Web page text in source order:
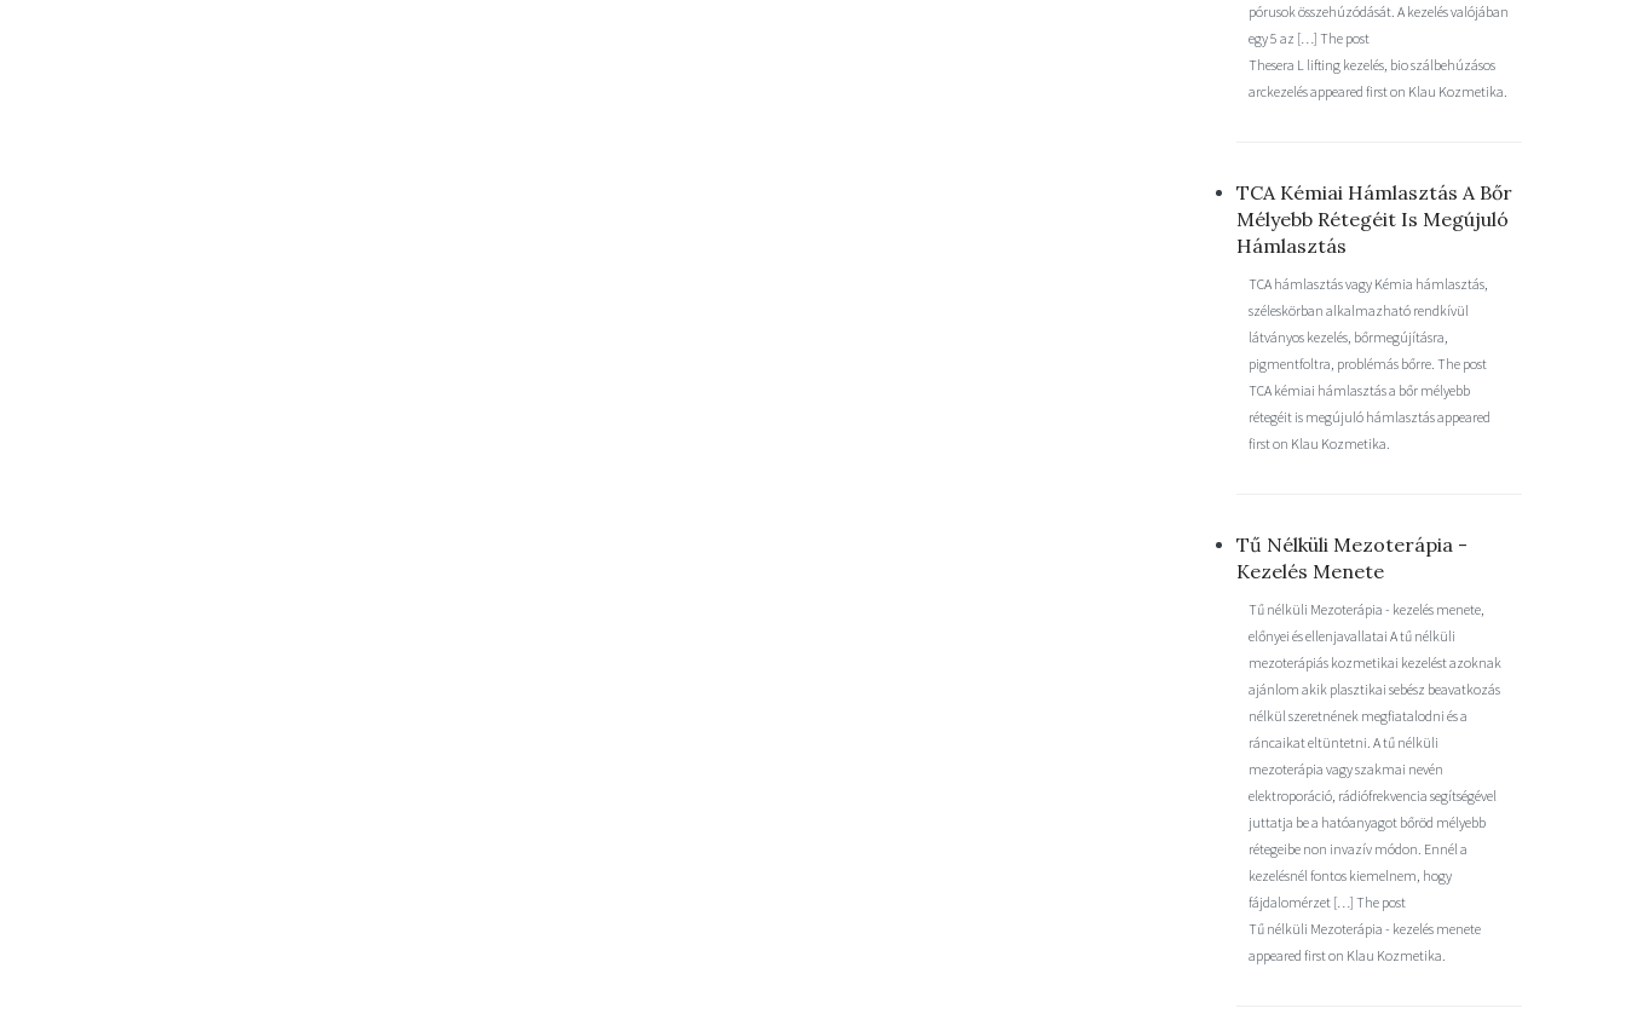
pórusok összehúzódását. A kezelés valójában
egy 5 az […] The post
Thesera L lifting kezelés, bio szálbehúzásos
arckezelés appeared first on Klau Kozmetika.
TCA Kémiai Hámlasztás A Bőr
Mélyebb Rétegéit Is Megújuló
Hámlasztás
TCA hámlasztás vagy Kémia hámlasztás,
széleskörban alkalmazható rendkívül
látványos kezelés, bőrmegújításra,
pigmentfoltra, problémás bőrre. The post
TCA kémiai hámlasztás a bőr mélyebb
rétegéit is megújuló hámlasztás appeared
first on Klau Kozmetika.
Tű Nélküli Mezoterápia -
Kezelés Menete
Tű nélküli Mezoterápia - kezelés menete,
előnyei és ellenjavallatai A tű nélküli
mezoterápiás kozmetikai kezelést azoknak
ajánlom akik plasztikai sebész beavatkozás
nélkül szeretnének megfiatalodni és a
ráncaikat eltüntetni. A tű nélküli
mezoterápia vagy szakmai nevén
elektroporáció, rádiófrekvencia segítségével
juttatja be a hatóanyagot bőröd mélyebb
rétegeibe non invazív módon. Ennél a
kezelésnél fontos kiemelnem, hogy
fájdalomérzet […] The post
Tű nélküli Mezoterápia - kezelés menete
appeared first on Klau Kozmetika.